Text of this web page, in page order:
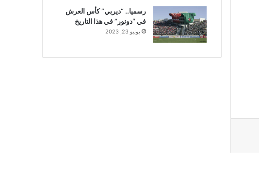
رسميا.. “ديربي” كأس العرش
في “دونور” في هذا التاريخ
يونيو 23, 2023